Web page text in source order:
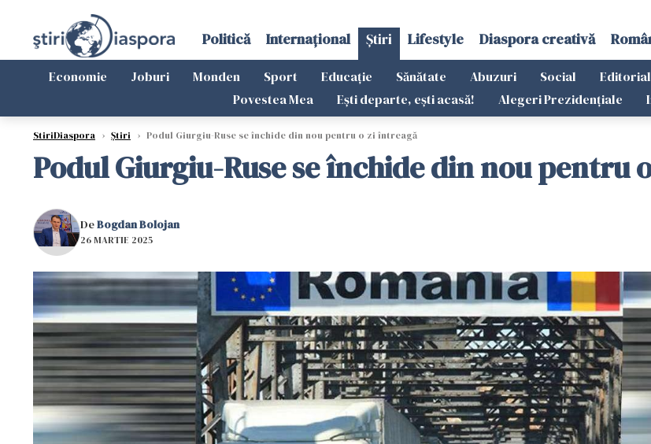
Politică Internațional Știri Lifestyle Diaspora creativă
Economie Joburi Monden Sport Educație Sănătate Abuzuri Social Editorial
Povestea Mea
Ești departe, ești acasă! Alegeri Prezidențiale
StiriDiaspora › Știri › Podul Giurgiu-Ruse se închide din nou pentru o zi întreagă
Podul Giurgiu-Ruse se închide din nou pentru
DeBogdan Bolojan
26 MARTIE 2025